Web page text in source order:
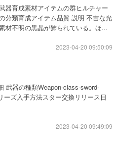
器育成素材アイテムの群ヒルチャー
分類育成アイテム品質 説明 不吉な光
材不明の黒晶が飾られている。ほ...
2023-04-20 09:50:09
武器の種類Weapon-class-sword-
ズ入手方法スター交換リリース日
2023-04-20 09:49:09